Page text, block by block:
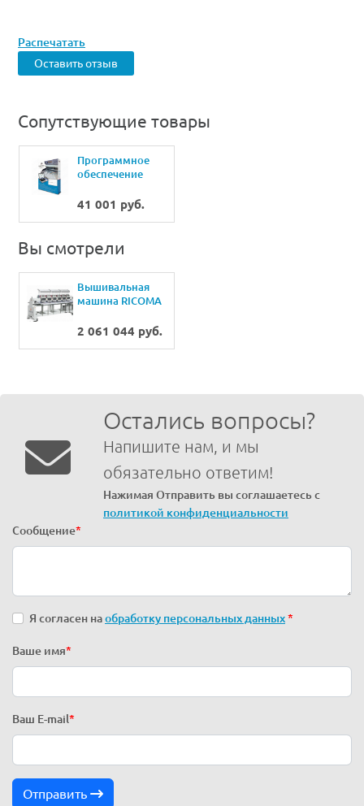
Распечатать
Оставить отзыв
Сопутствующие товары
Программное
обеспечение
Professional
41 001 руб.
Вы смотрели
Вышивальная
машина RICOMA
голов 12 игл )
2 061 044 руб.
Остались вопросы?
Напишите нам, и мы
обязательно ответим!
Нажимая Отправить вы соглашаетесь с
политикой конфиденциальности
Сообщение*
Я согласен наобработку персональных данных*
Ваше имя*
Ваш E-mail*
Отправить